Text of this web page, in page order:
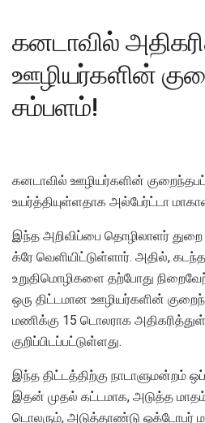
கனடாவில்
ஊழியர்களின்
சம்பளம்!
கனடாவில் ஊழியர்களின்
உயர்த்தியுள்ளதாக அல்பேர்ட்டா
இந்த அறிவிப்பை தொழிலாளர்
க்ரே வெளியிட்டுள்ளார். அதில்,
உறுதிமொழிகளை தற்போது
ஒரு திட்டமான ஊழியர்களின்
மணிக்கு 15 டொலராக
குறிப்பிடப்பட்டுள்ளது.
இந்த திட்டத்திற்கு நாடாளுமன்றம்
இதன் முதல் கட்டமாக, அடுத்த
டொலரும், அடுத்தாண்டு ஒக்டோபர்